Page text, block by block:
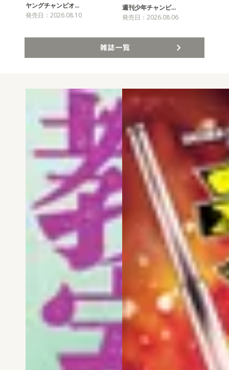
ヤングチャンピオ…
発売日：2026.08.10
週刊少年チャンピ…
発売日：2026.08.06